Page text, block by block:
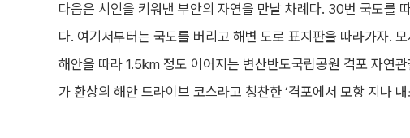
다음은 시인을 키워낸 부안의 자연을 만날 차례다. 30번 국도를
다. 여기서부터는 국도를 버리고 해변 도로 표지판을 따라가자.
해안을 따라 1.5km 정도 이어지는 변산반도국립공원 격포 자연
가 환상의 해안 드라이브 코스라고 칭찬한 ‘격포에서 모항 지나